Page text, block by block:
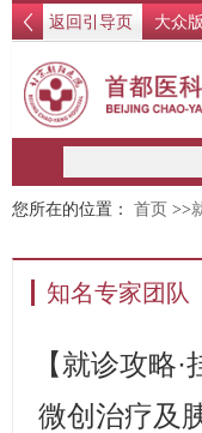
返回引导页 大众
您所在的位置： 首页 >>
知名专家团队
【就诊攻略
微创治疗及